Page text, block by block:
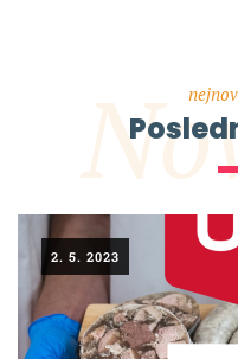
2. 5. 2023